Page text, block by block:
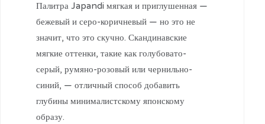
Палитра Japandi мягкая и приглушенная —
бежевый и серо-коричневый — но это не
значит, что это скучно. Скандинавские
мягкие оттенки, такие как голубовато-
серый, румяно-розовый или чернильно-
синий, — отличный способ добавить
глубины минималистскому японскому
образу.